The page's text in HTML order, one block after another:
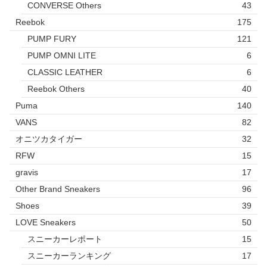
CONVERSE Others
43
Reebok
175
PUMP FURY
121
PUMP OMNI LITE
6
CLASSIC LEATHER
6
Reebok Others
40
Puma
140
VANS
82
オニツカタイガー
32
RFW
15
gravis
17
Other Brand Sneakers
96
Shoes
39
LOVE Sneakers
50
スニーカーレポート
15
スニーカーランキング
17